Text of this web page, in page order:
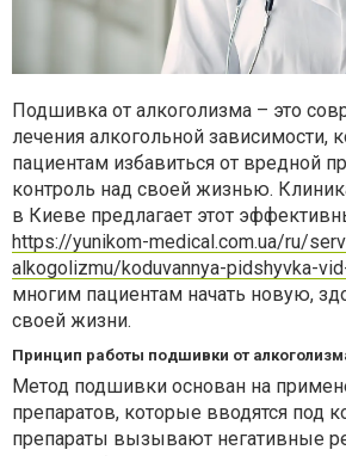
Подшивка от алкоголизма – это
лечения алкогольной зависимости,
пациентам избавиться от вредной
контроль над своей жизнью.
в Киеве предлагает этот
https://yunikom-medical.com.ua/ru/
alkogolizmu/koduvannya-pidshyvka-
многим пациентам начать новую,
своей жизни.
Принцип работы подшивки от
Метод подшивки основан на
препаратов, которые вводятся под
препараты вызывают негативные